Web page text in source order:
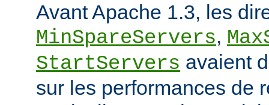
Avant Apache 1.3, les
MinSpareServers,
StartServers avaient
sur les performances de